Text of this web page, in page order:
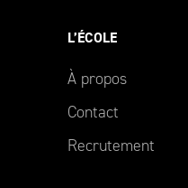
L’ÉCOLE
À propos
Contact
Recrutement